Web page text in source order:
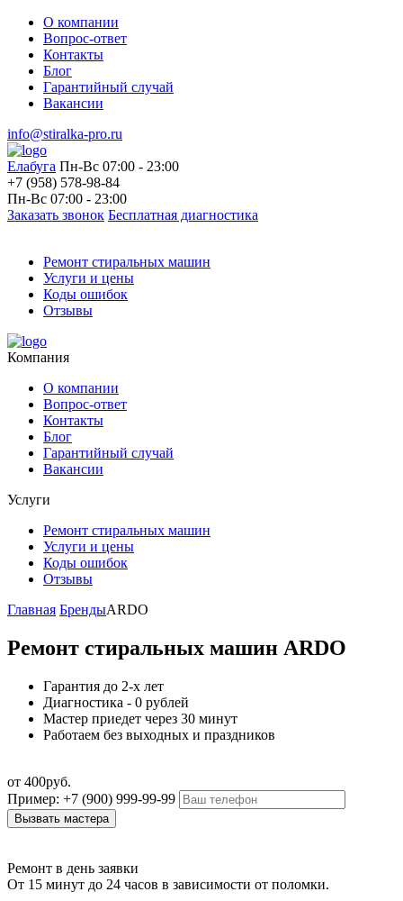
О компании
Вопрос-ответ
Контакты
Блог
Гарантийный случай
Вакансии
info@stiralka-pro.ru
Елабуга Пн-Вс 07:00 - 23:00
+7 (958) 578-98-84
Пн-Вс 07:00 - 23:00
Заказать звонок Бесплатная диагностика
Ремонт стиральных машин
Услуги и цены
Коды ошибок
Отзывы
Компания
О компании
Вопрос-ответ
Контакты
Блог
Гарантийный случай
Вакансии
Услуги
Ремонт стиральных машин
Услуги и цены
Коды ошибок
Отзывы
Главная БрендыARDO
Ремонт стиральных машин ARDO
Гарантия до 2-х лет
Диагностика - 0 рублей
Мастер приедет через 30 минут
Работаем без выходных и праздников
от 400руб.
Пример: +7 (900) 999-99-99
Ремонт в день заявки
От 15 минут до 24 часов в зависимости от поломки.